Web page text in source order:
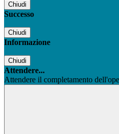
Chiudi
Successo
Chiudi
Informazione
Chiudi
Attendere...
Attendere il completamento